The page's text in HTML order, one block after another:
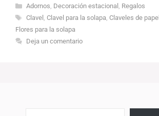
Categorías
Adornos, Decoración estacional , Regalos
Etiquetas
Clavel , Clavel para la solapa, Claveles de papel
Flores para la solapa
Deja un comentario